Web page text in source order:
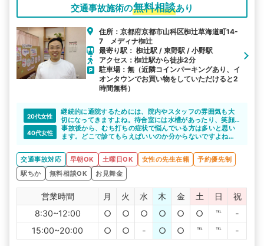
交通事故施術の無料相談あり
住所：京都府京都市山科区椥辻草海道町14-
7 メディナ椥辻
最寄り駅： 椥辻駅 / 東野駅 / 小野駅
アクセス：椥辻駅から徒歩2分
駐車場：無（近隣コインパーキングあり、イ
オンタウンでお買い物をしていただけると2
時間無料）
20代女性
継続的に通院するためには、院内やスタッフの雰囲気も大
切になってきますよね。待合室には水槽があったり、笑顔
の絶えないスタッフが迎えてくれるのでリラックスして施
術を受けられると思います。
40代女性
事故後から、むち打ちの症状で悩んでいる方は多いと思い
ます。どこで診てもらえばいいのか分からないですよね。
ので安心して通院できると思います。椥辻駅から徒歩1分な
ので楽に通えますね。
交通事故対応 早朝OK 土曜日OK 女性の先生在籍
予約優先制
駅ちか
無料相談OK お見舞金
営業時間 月 火 水 木 金 土 日
祝
8:30~12:00
○ ○ ○ ○ ○ ○ ℡
-
15:00~20:00
○ ○ - ○ ○ ℡ ℡ -